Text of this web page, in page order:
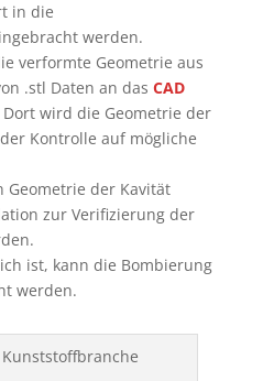
in die
werden.
verformte Geometrie aus
.stl Daten an das CAD
wird die Geometrie der
Kontrolle auf mögliche
Geometrie der Kavität
zur Verifizierung der
ist, kann die Bombierung
werden.